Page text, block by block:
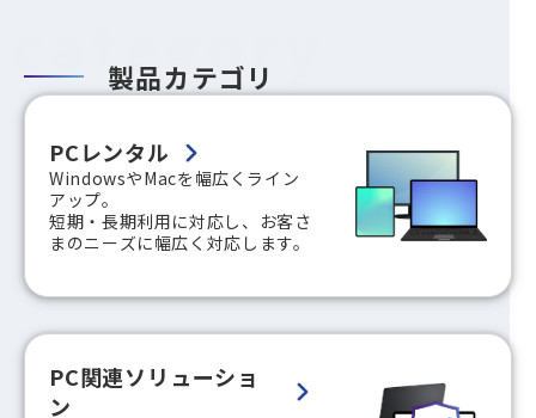
category
製品カテゴリ
PCレンタル
WindowsやMacを幅広くライン
アップ。
短期・長期利用に対応し、お客さ
まのニーズに幅広く対応します。
PC関連ソリューショ
ン